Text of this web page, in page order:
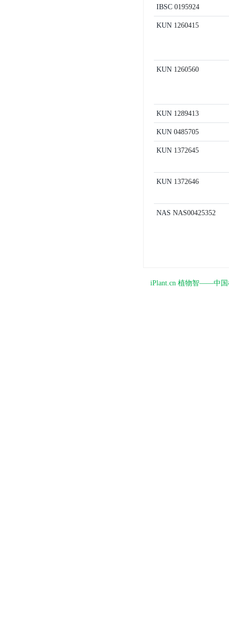
IBSC 0195924
KUN 1260415
KUN 1260560
KUN 1289413
KUN 0485705
KUN 1372645
KUN 1372646
NAS NAS00425352
iPlant.cn 植物智——中国